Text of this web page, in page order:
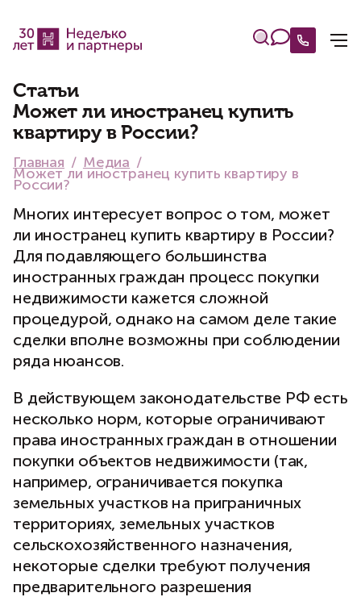
Статьи
Может ли иностранец купить
квартиру в России?
Главная Медиа
Может ли иностранец купить квартиру в
России?
Многих интересует вопрос о том, может
ли иностранец купить квартиру в России?
Для подавляющего большинства
иностранных граждан процесс покупки
недвижимости кажется сложной
процедурой, однако на самом деле такие
сделки вполне возможны при соблюдении
ряда нюансов.
В действующем законодательстве РФ есть
несколько норм, которые ограничивают
права иностранных граждан в отношении
покупки объектов недвижимости (так,
например, ограничивается покупка
земельных участков на приграничных
территориях, земельных участков
сельскохозяйственного назначения,
некоторые сделки требуют получения
предварительного разрешения